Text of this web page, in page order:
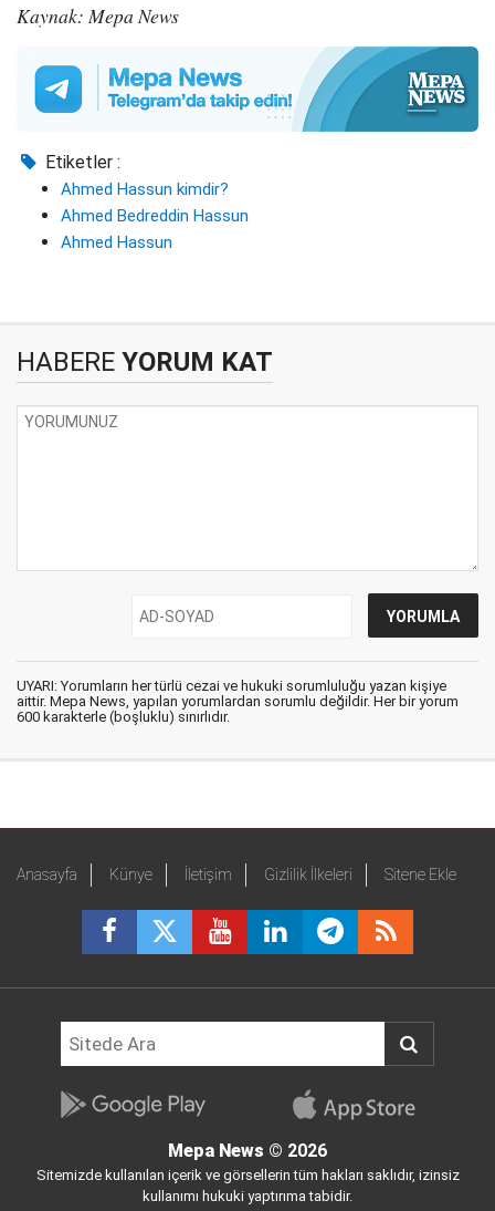
Kaynak: Mepa News
Etiketler :
Ahmed Hassun kimdir?
Ahmed Bedreddin Hassun
Ahmed Hassun
HABERE YORUM KAT
UYARI: Yorumların her türlü cezai ve hukuki sorumluluğu yazan kişiye
aittir. Mepa News, yapılan yorumlardan sorumlu değildir. Her bir yorum
600 karakterle (boşluklu) sınırlıdır.
Anasayfa Künye İletişim Gizlilik İlkeleri Sitene Ekle
Mepa News © 2026
Sitemizde kullanılan içerik ve görsellerin tüm hakları saklıdır, izinsiz
kullanımı hukuki yaptırıma tabidir.